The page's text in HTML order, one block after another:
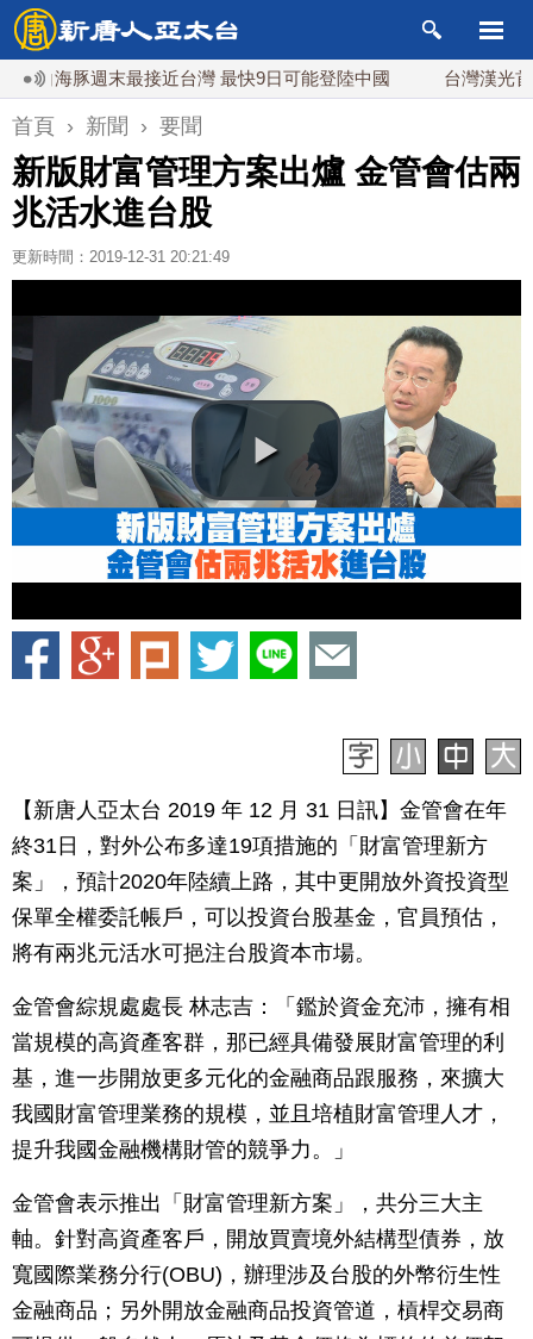
海豚週末最接近台灣 最快9日可能登陸中國 台灣漢光首結
首頁 › 新聞 › 要聞
新版財富管理方案出爐 金管會估兩
兆活水進台股
更新時間：2019-12-31 20:21:49
【新唐人亞太台 2019 年 12 月 31 日訊】金管會在年
終31日，對外公布多達19項措施的「財富管理新方
案」，預計2020年陸續上路，其中更開放外資投資型
保單全權委託帳戶，可以投資台股基金，官員預估，
將有兩兆元活水可挹注台股資本市場。
金管會綜規處處長 林志吉：「鑑於資金充沛，擁有相
當規模的高資產客群，那已經具備發展財富管理的利
基，進一步開放更多元化的金融商品跟服務，來擴大
我國財富管理業務的規模，並且培植財富管理人才，
提升我國金融機構財管的競爭力。」
金管會表示推出「財富管理新方案」，共分三大主
軸。針對高資產客戶，開放買賣境外結構型債券，放
寬國際業務分行(OBU)，辦理涉及台股的外幣衍生性
金融商品；另外開放金融商品投資管道，槓桿交易商